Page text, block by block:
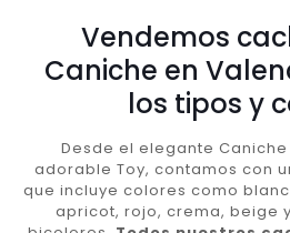
Vendemos
Caniche en
los tipos y
Desde el elegante
adorable Toy, contamos con
que incluye colores como
apricot, rojo, crema, beige